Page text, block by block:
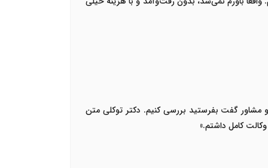
گفت بفرستید بررسی کنیم. دکتر توکلی متن
کامل داشتم.»